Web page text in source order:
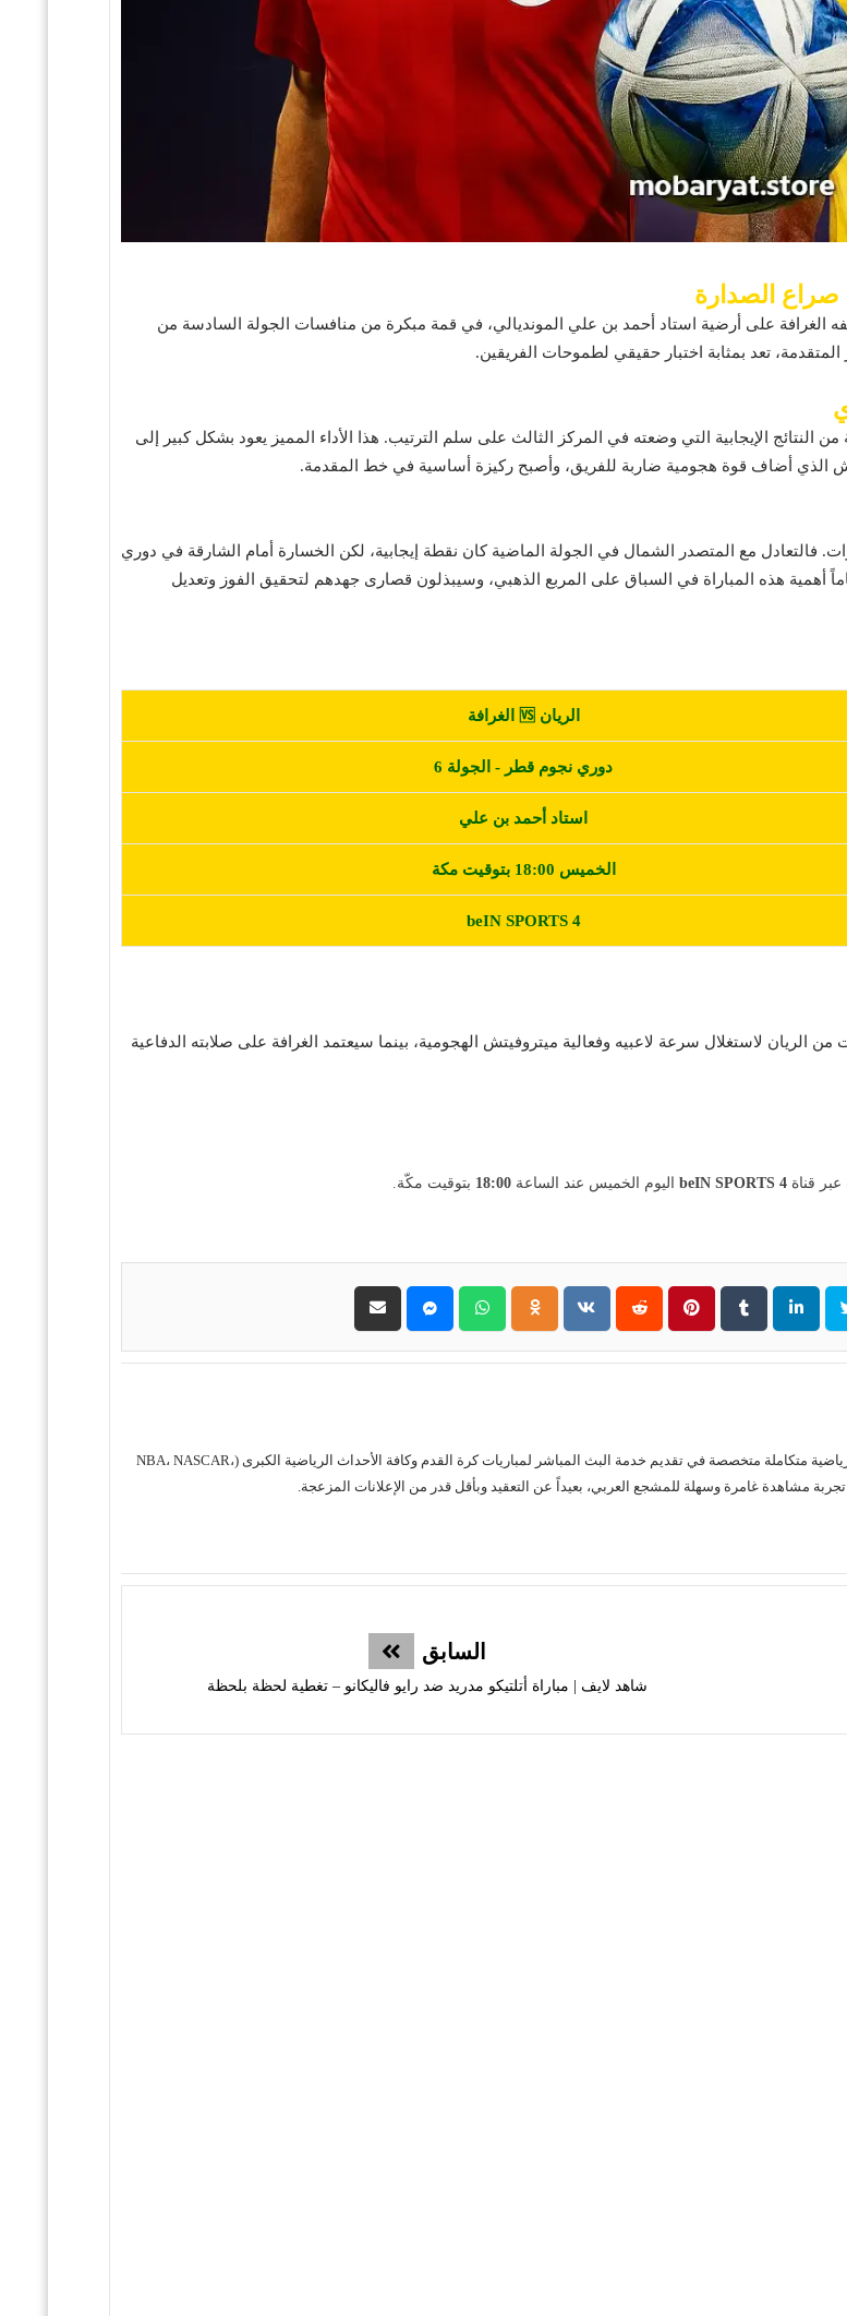
صراع الصدارة
الغرافة على أرضية استاد أحمد بن علي المونديالي، في قمة مبكرة من منافسات الجولة السادسة من
تعد بمثابة اختبار حقيقي لطموحات الفريقين.
النتائج الإيجابية التي وضعته في المركز الثالث على سلم الترتيب. هذا الأداء المميز يعود بشكل كبير إلى
الذي أضاف قوة هجومية ضاربة للفريق، وأصبح ركيزة أساسية في خط المقدمة.
فالتعادل مع المتصدر الشمال في الجولة الماضية كان نقطة إيجابية، لكن الخسارة أمام الشارقة في دوري
أهمية هذه المباراة في السباق على المربع الذهبي، وسيبذلون قصارى جهدهم لتحقيق الفوز وتعديل
الريان 🆚 الغرافة
دوري نجوم قطر - الجولة 6
استاد أحمد بن علي
الخميس 18:00 بتوقيت مكة
beIN SPORTS 4
لاستغلال سرعة لاعبيه وفعالية ميتروفيتش الهجومية، بينما سيعتمد الغرافة على صلابته الدفاعية
عبر قناةbeIN SPORTS 4 اليوم الخميس عند الساعة18:00 بتوقيت مكّة.
حول موقع "مباريات ستور بث مباشر" موقع مباريات ستور هو منصة رياضية متكاملة متخصصة في تقديم خدمة البث المباشر لمباريات كرة القدم وكافة الأحداث الرياضية الكبرى (NBA، NASCAR،
السابق
شاهد لايف | مباراة أتلتيكو مدريد ضد رايو فاليكانو – تغطية لحظة بلحظة